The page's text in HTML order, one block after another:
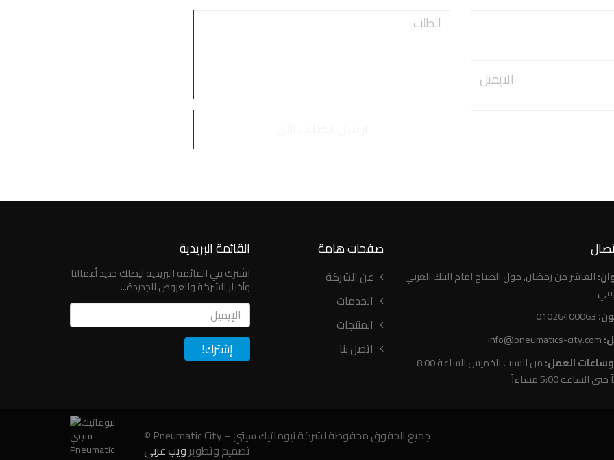
Order
العاشر من رمضان, مول الصباح امام البنك العربي
01026400063
info@pneumatics-city.com
وساعات العمل:
من السبت للخميس الساعة 8:00
الساعة 5:00 مساءاً
صفحات هامة
عن الشركة
الخدمات
المنتجات
اتصل بنا
القائمة البريدية
اشترك في القائمة البريدية ليصلك جديد أعمالنا
وأخبار الشركة والعروض الجديدة...
Email
جميع الحقوق محفوظة لشركة نيوماتيك سيتي – Pneumatic City ©
تصميم وتطويرويب عربي